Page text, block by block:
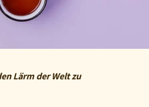
Lärm der Welt zu